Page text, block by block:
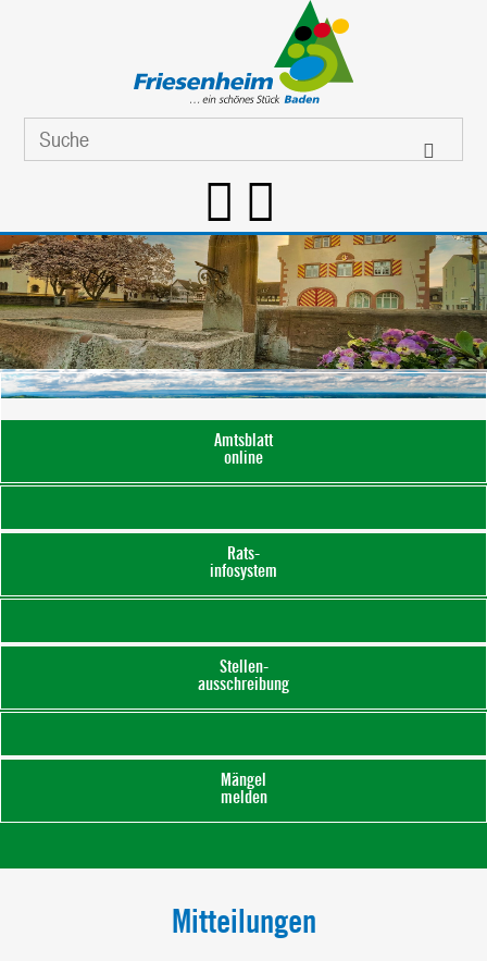
Gemeinde Friesenheim
Amtsblatt
online
Rats-
infosystem
Stellen-
ausschreibung
Mängel
melden
Mitteilungen